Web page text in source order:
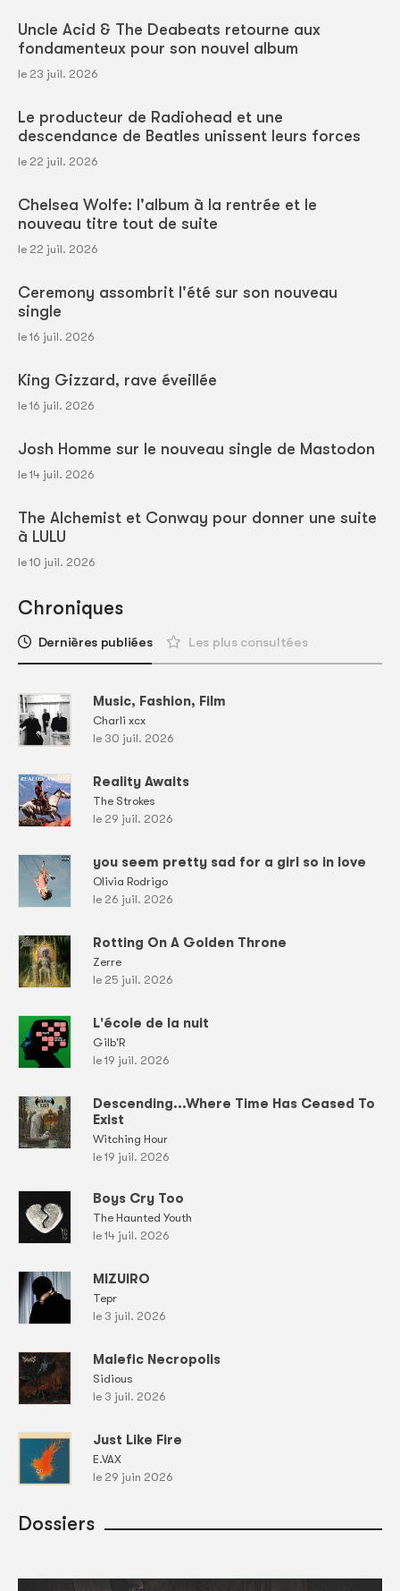
Uncle Acid & The Deabeats retourne aux
fondamenteux pour son nouvel album
le 23 juil. 2026
Le producteur de Radiohead et une
descendance de Beatles unissent leurs forces
le 22 juil. 2026
Chelsea Wolfe: l'album à la rentrée et le
nouveau titre tout de suite
le 22 juil. 2026
Ceremony assombrit l'été sur son nouveau
single
le 16 juil. 2026
King Gizzard, rave éveillée
le 16 juil. 2026
Josh Homme sur le nouveau single de Mastodon
le 14 juil. 2026
The Alchemist et Conway pour donner une suite
à LULU
le 10 juil. 2026
Chroniques
Dernières publiées Les plus consultées
Music, Fashion, Film
Charli xcx
le 30 juil. 2026
Reality Awaits
The Strokes
le 29 juil. 2026
you seem pretty sad for a girl so in love
Olivia Rodrigo
le 26 juil. 2026
Rotting On A Golden Throne
Zerre
le 25 juil. 2026
L'école de la nuit
Gilb'R
le 19 juil. 2026
Descending...Where Time Has Ceased To
Exist
Witching Hour
le 19 juil. 2026
Boys Cry Too
The Haunted Youth
le 14 juil. 2026
MIZUIRO
Tepr
le 3 juil. 2026
Malefic Necropolis
Sidious
le 3 juil. 2026
Just Like Fire
E.VAX
le 29 juin 2026
Dossiers